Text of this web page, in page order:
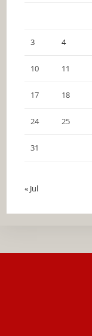
3 4
10 11
17 18
24 25
31
« Jul